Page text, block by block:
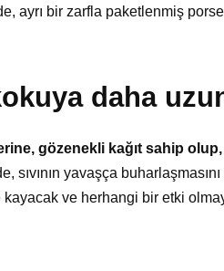
ayrı bir zarfla paketlenmiş
daha
gözenekli kağıt sahip olup,
sıvının yavaşça
ve herhangi bir etki